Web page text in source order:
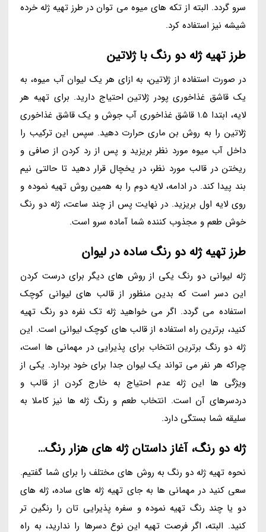
سرو گردد. البته از تکه های میوه می توان در طرز تهیه ژله خرده
شیشه نیز استفاده کرد.
طرز تهیه ژله دو رنگ با ژلاتین
در صورت استفاده از ژلاتین، به ازای هر یک لیوان آب میوه، به
یک قاشق غذاخوری پودر ژلاتین احتیاج دارید. برای تهیه هر
لایه، ابتدا 1.5 قاشق غذاخوری آب جوش و یک قاشق غذاخوری
ژلاتین را به روش بن ماری حرارت دهید. سپس این ترکیب را
داخل آب میوه مورد نظر بریزید و پس از رد کردن از صافی و
ریختن در قالب مورد نظر، در یخچال قرار دهید تا حالتی نیم
بند پیدا کند. در ادامه، لایه دوم را به همین روش تهیه نموده و
روی لایه اول بریزید. در نهایت پس از چند ساعت، ژله دو رنگ
خوش طعم و مجذوب کننده شما آماده سرو است.
طرز تهیه ژله دو رنگ ساده در لیوان
ژله لیوانی دو رنگ یکی از روش های دیگر برای درست کردن
این دسر است که بدین منظور از قالب های لیوانی کوچک
استفاده می گردد. اگر می خواهید ژله تک نفره دو رنگ تهیه
کنید، برترین راه استفاده از قالب های کوچک لیوانی است. این
ژله دو رنگ برترین انتخاب برای پذیرایی در مهمانی ها است،
چراکه هر نفر می تواند یک لیوان جدا برای خود بردارد. یکی از
ویژگی ها این ژله عدم احتیاج به خارج کردن از قالب و
دردسرهای آن است. انتخاب طعم و رنگ ژله ها نیز کاملا به
سلیقه شما بستگی دارد.
ژله دو رنگ، آغاز داستان ژله های هزار رنگ…
نحوه تهیه ژله دو رنگ به روش های مختلف را برای شما گفتیم.
سعی کنید در مهمانی ها به جای تهیه ژله های ساده، ژله های
دو یا چند رنگ تهیه نموده و سفره پذیرایی تان را رنگین تر
کنید. البته، اگر فرصت تهیه این نوع دسرها را ندارید، به راه